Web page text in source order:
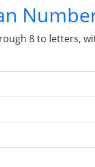
8 to letters,